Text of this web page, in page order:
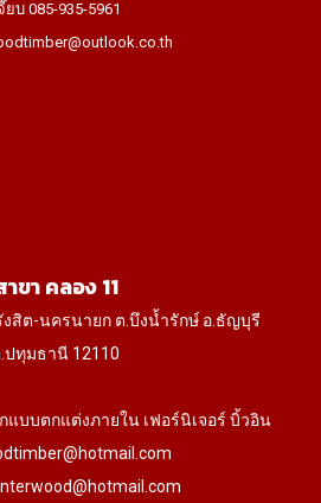
ยบ 085-935-5961
าขา คลอง 11
งสิต-นครนายก ต.บึงน้ำรักษ์ อ.ธัญบุรี
ปทุมธานี 12110
แบบตกแต่งภายใน เฟอร์นิเจอร์ บิ้วอิน